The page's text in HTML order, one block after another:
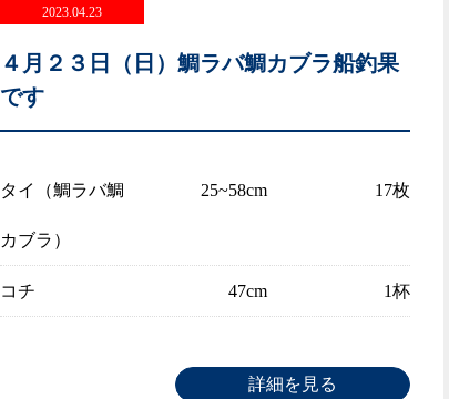
2023.04.23
４月２３日（日）鯛ラバ鯛カブラ船釣果
です
タイ（鯛ラバ鯛
カブラ）
25~58cm 17枚
コチ 47cm 1杯
詳細を見る